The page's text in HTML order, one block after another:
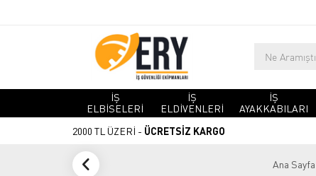
İŞ
ELBİSELERİ
İŞ
ELDİVENLERİ
İŞ
AYAKKABILARI
2000 TL ÜZERİ - ÜCRETSİZ KARGO
Ana Sayfa